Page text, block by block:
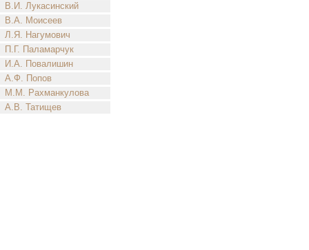
В.И. Лукасинский
В.А. Моисеев
Л.Я. Нагумович
П.Г. Паламарчук
И.А. Повалишин
А.Ф. Попов
М.М. Рахманкулова
А.В. Татищев